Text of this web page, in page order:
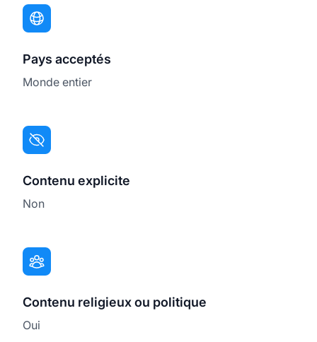
Pays acceptés
Monde entier
Contenu explicite
Non
Contenu religieux ou politique
Oui